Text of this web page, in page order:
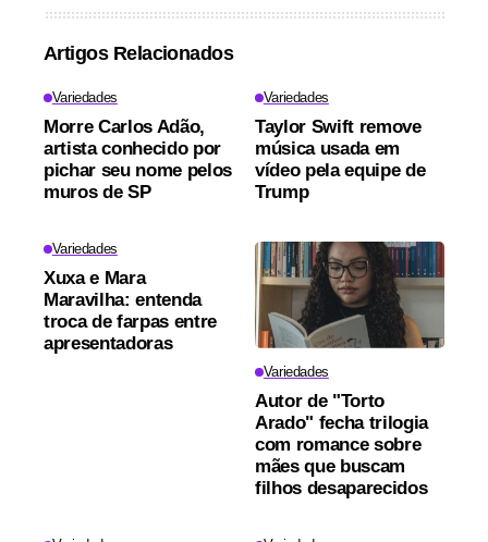
Artigos Relacionados
Variedades
Morre Carlos Adão,
artista conhecido por
pichar seu nome pelos
muros de SP
Variedades
Taylor Swift remove
música usada em
vídeo pela equipe de
Trump
Variedades
Xuxa e Mara
Maravilha: entenda
troca de farpas entre
apresentadoras
Variedades
Autor de "Torto
Arado" fecha trilogia
com romance sobre
mães que buscam
filhos desaparecidos